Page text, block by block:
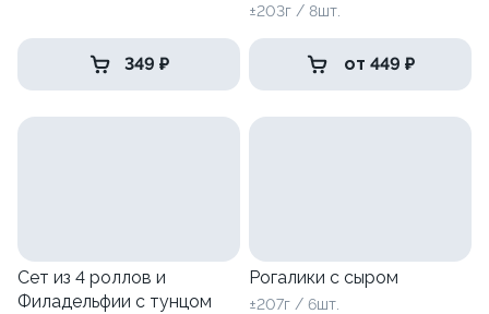
349 ₽
±203г / 8шт.
от 449 ₽
Сет из 4 роллов и
Филадельфии с тунцом
Рогалики с сыром
±207г / 6шт.